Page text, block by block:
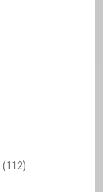
(112)